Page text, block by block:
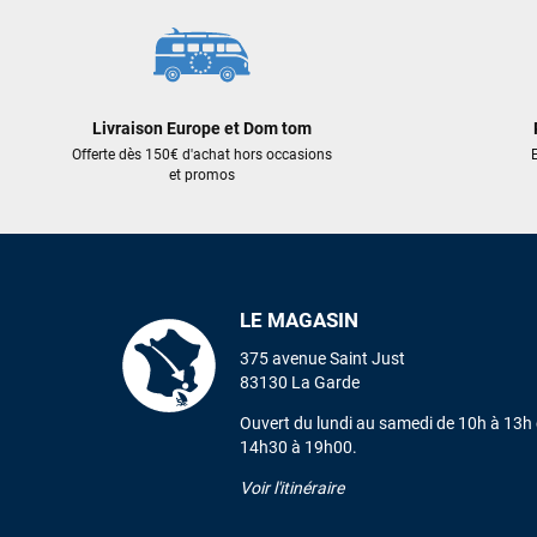
Livraison Europe et Dom tom
Offerte dès 150€ d'achat hors occasions
et promos
LE MAGASIN
375 avenue Saint Just
83130 La Garde
Ouvert du lundi au samedi de 10h à 13h
14h30 à 19h00.
Voir l'itinéraire